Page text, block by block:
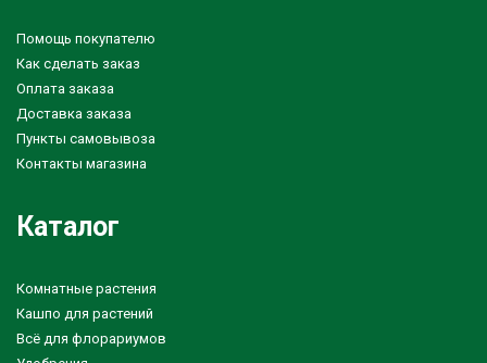
Помощь покупателю
Как сделать заказ
Оплата заказа
Доставка заказа
Пункты самовывоза
Контакты магазина
Каталог
Комнатные растения
Кашпо для растений
Всё для флорариумов